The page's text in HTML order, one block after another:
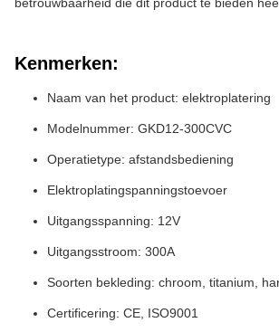
Kenmerken:
Naam van het product: elektroplatering
Modelnummer: GKD12-300CVC
Operatietype: afstandsbediening
Elektroplatingspanningstoevoer
Uitgangsspanning: 12V
Uitgangsstroom: 300A
Soorten bekleding: chroom, titanium,
Certificering: CE, ISO9001